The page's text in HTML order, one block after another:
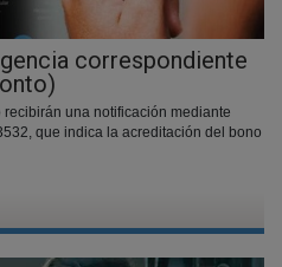
correspondiente
una notificación mediante
que indica la acreditación del bono